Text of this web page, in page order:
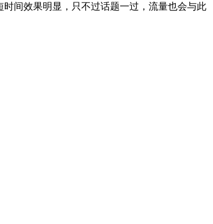
间效果明显，只不过话题一过，流量也会与此